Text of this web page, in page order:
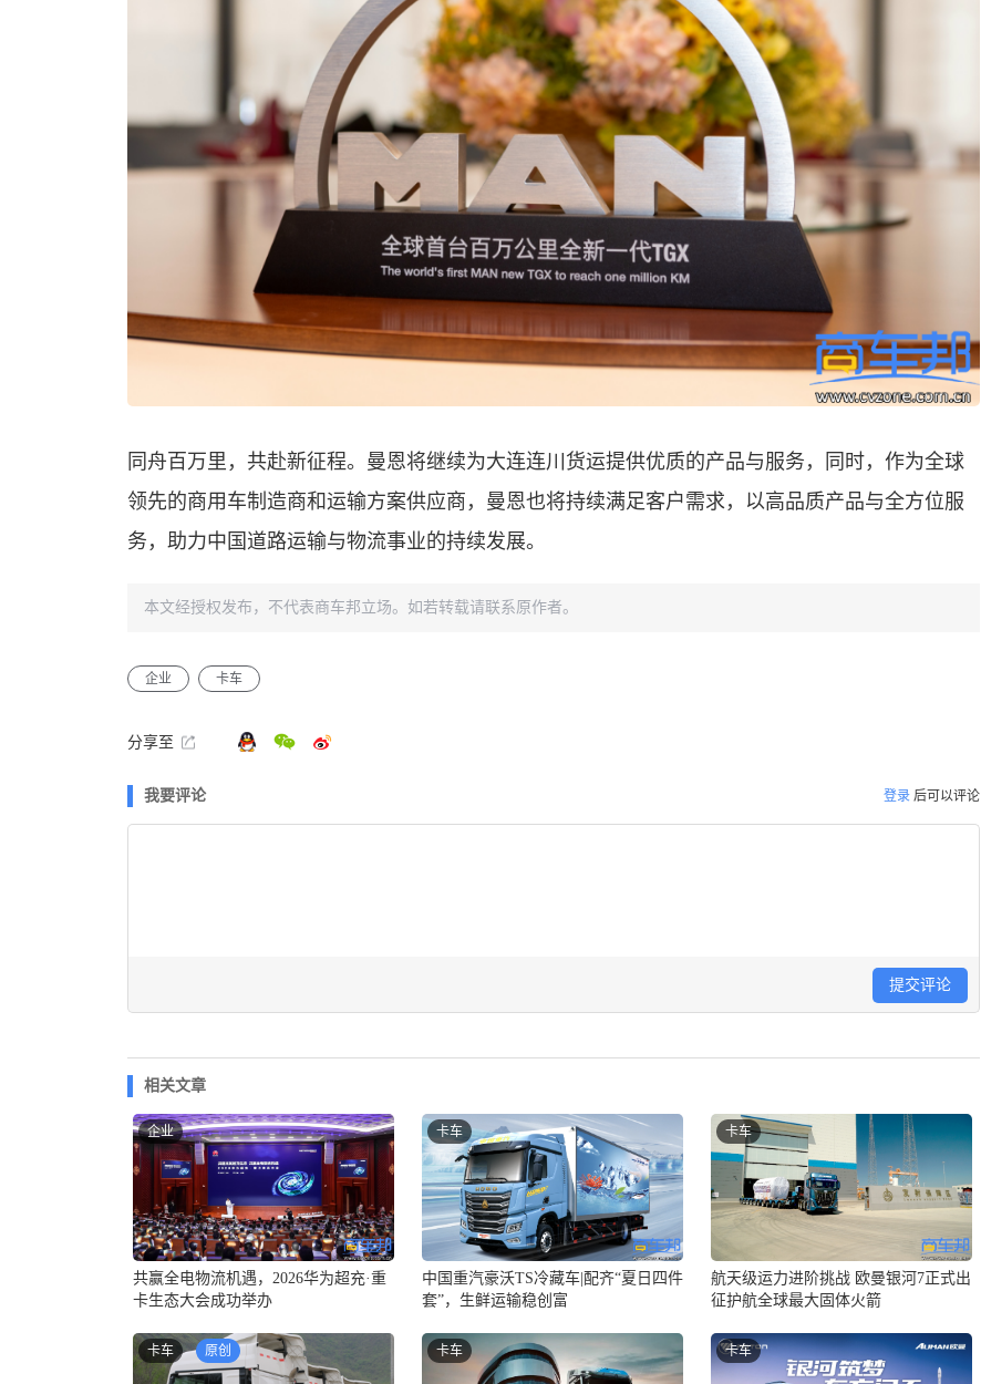
同舟百万里，共赴新征程。曼恩将继续为大连连川货运提供优质的产品与服务，同时，作为全球
领先的商用车制造商和运输方案供应商，曼恩也将持续满足客户需求，以高品质产品与全方位服
务，助力中国道路运输与物流事业的持续发展。
本文经授权发布，不代表商车邦立场。如若转载请联系原作者。
企业 卡车
分享至
我要评论 登录 后可以评论
提交评论
相关文章
企业
共赢全电物流机遇，2026华为超充·重
卡生态大会成功举办
卡车
中国重汽豪沃TS冷藏车|配齐“夏日四件
套”，生鲜运输稳创富
卡车
航天级运力进阶挑战 欧曼银河7正式出
征护航全球最大固体火箭
卡车 原创 卡车 卡车